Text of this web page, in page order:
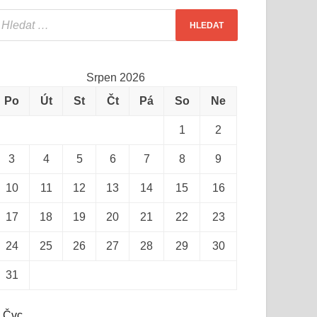
Srpen 2026
Po
Út St Čt Pá So Ne
1 2
3 4 5 6 7 8 9
10 11 12 13 14 15 16
17 18 19 20 21 22 23
24 25 26 27 28 29 30
31